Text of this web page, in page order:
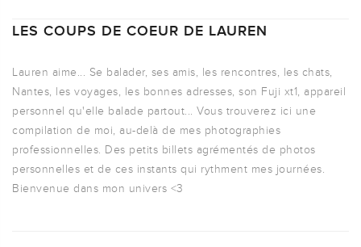
LES COUPS DE COEUR DE LAUREN
Lauren aime... Se balader, ses amis, les rencontres, les chats,
Nantes, les voyages, les bonnes adresses, son Fuji xt1, appareil
personnel qu'elle balade partout... Vous trouverez ici une
compilation de moi, au-delà de mes photographies
professionnelles. Des petits billets agrémentés de photos
personnelles et de ces instants qui rythment mes journées.
Bienvenue dans mon univers <3